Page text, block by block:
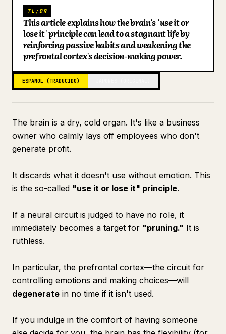
Blog
Actualizaciones
TL;DR
This article explains how the brain's 'use it or
lose it' principle can lead to a stagnant life by
reinforcing passive habits and weakening the
prefrontal cortex's decision-making power.
ESPAÑOL (TRADUCIDO)
The brain is a dry, cold organ. It's like a business
owner who calmly lays off employees who don't
generate profit.
It discards what it doesn't use without emotion. This
is the so-called "use it or lose it" principle.
If a neural circuit is judged to have no role, it
immediately becomes a target for "pruning." It is
ruthless.
In particular, the prefrontal cortex—the circuit for
controlling emotions and making choices—will
degenerate in no time if it isn't used.
If you indulge in the comfort of having someone